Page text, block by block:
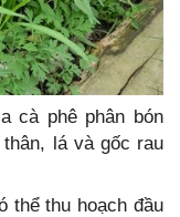
cà phê phân bón
lá và gốc rau
thể thu hoạch đầu